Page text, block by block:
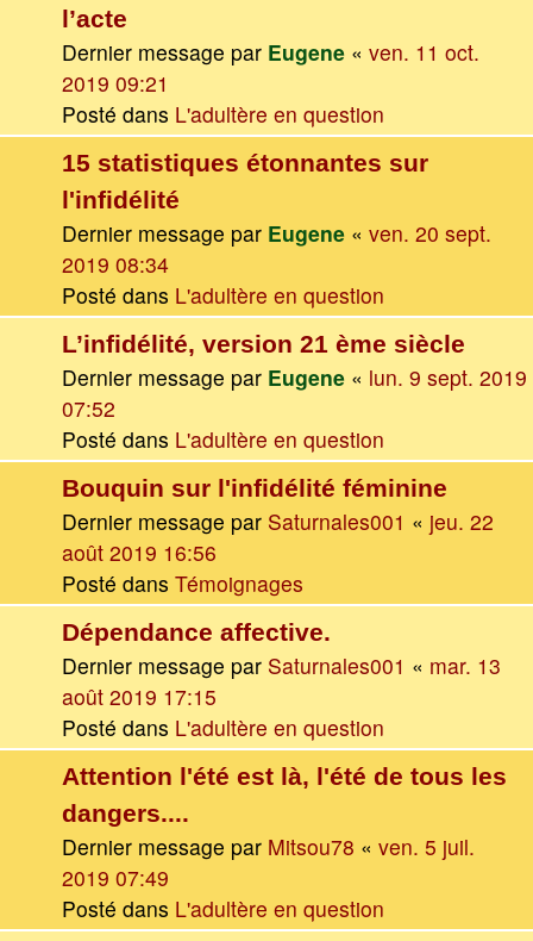
l’acte
Dernier message par Eugene « ven. 11 oct.
2019 09:21
Posté dans L'adultère en question
15 statistiques étonnantes sur
l'infidélité
Dernier message par Eugene « ven. 20 sept.
2019 08:34
Posté dans L'adultère en question
L’infidélité, version 21 ème siècle
Dernier message par Eugene « lun. 9 sept. 2019
07:52
Posté dans L'adultère en question
Bouquin sur l'infidélité féminine
Dernier message par Saturnales001 « jeu. 22
août 2019 16:56
Posté dans Témoignages
Dépendance affective.
Dernier message par Saturnales001 « mar. 13
août 2019 17:15
Posté dans L'adultère en question
Attention l'été est là, l'été de tous les
dangers....
Dernier message par Mitsou78 « ven. 5 juil.
2019 07:49
Posté dans L'adultère en question